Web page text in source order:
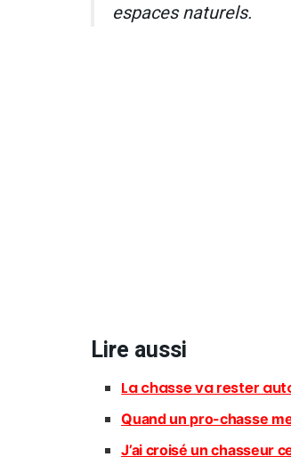
espaces naturels.
Lire aussi
La chasse va rester
Quand un pro-chasse
J’ai croisé un chasseur